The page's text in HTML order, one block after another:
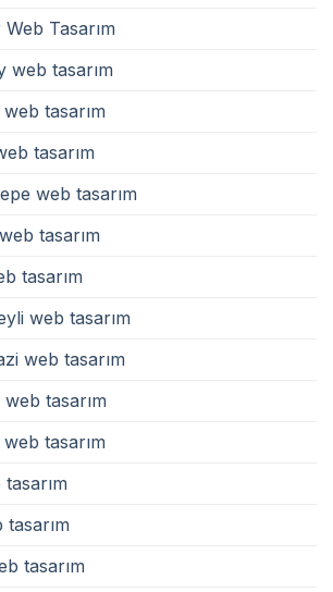
Tasarım
web tasarım
tasarım
tasarım
web tasarım
tasarım
tasarım
web tasarım
web tasarım
tasarım
tasarım
tasarım